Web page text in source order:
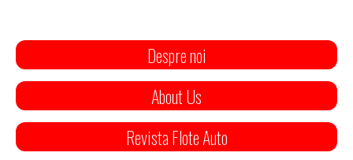
Despre noi
About Us
Revista Flote Auto